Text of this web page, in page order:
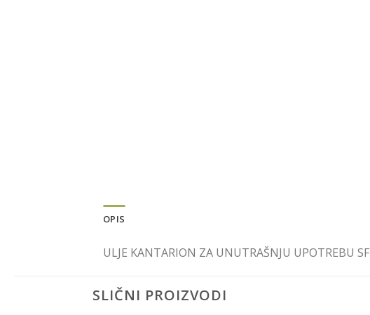
OPIS
ULJE KANTARION ZA UNUTRAŠNJU UPOTREBU SF
SLIČNI PROIZVODI